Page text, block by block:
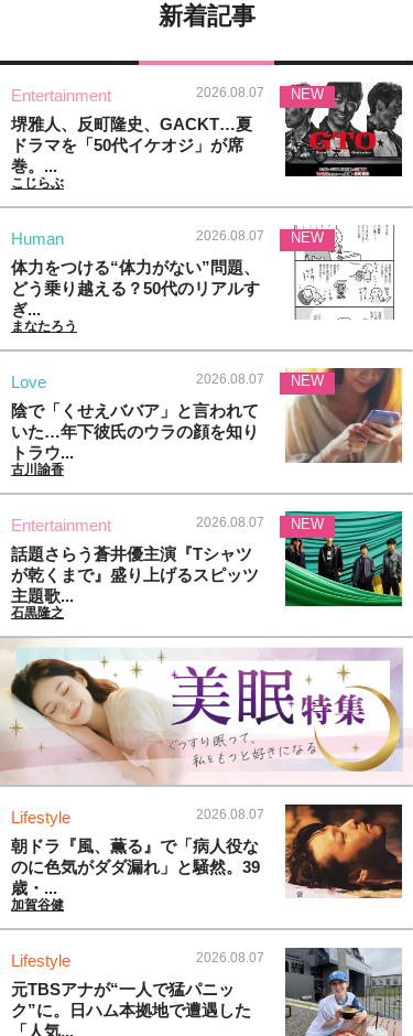
新着記事
Entertainment 2026.08.07
堺雅人、反町隆史、GACKT…夏
ドラマを「50代イケオジ」が席
巻。...
こじらぶ
NEW
Human 2026.08.07
体力をつける“体力がない”問題、
どう乗り越える？50代のリアルす
ぎ...
まなたろう
NEW
Love 2026.08.07
陰で「くせえババア」と言われて
いた…年下彼氏のウラの顔を知り
トラウ...
古川諭香
NEW
Entertainment 2026.08.07
話題さらう蒼井優主演『Tシャツ
が乾くまで』盛り上げるスピッツ
主題歌...
石黒隆之
NEW
Lifestyle 2026.08.07
朝ドラ『風、薫る』で「病人役な
のに色気がダダ漏れ」と騒然。39
歳・...
加賀谷健
Lifestyle 2026.08.07
元TBSアナが“一人で猛パニッ
ク”に。日ハム本拠地で遭遇した
「人気...